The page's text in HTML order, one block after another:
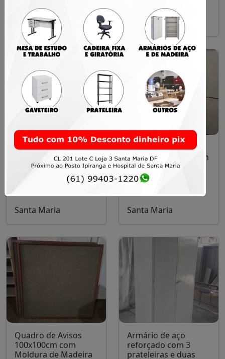
Santa Maria
Mesa em L – Ideal
para Escritório ou
Estudo
A partir de R$ 200,00
Santa Maria
Prateleira de Aço
Reforçada 2m x 92cm
– Excelente Estado
R$ 350,00
Santa Maria
Quadro de Avisos
100x100cm com
Moldura de Madeira
Armário de aço
reforçado com 3
prateleiras e duas